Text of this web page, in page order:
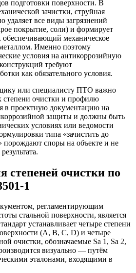
подготовки поверхности. В
зачистки, струйная
удаляет все виды загрязнений
покрытие, соли) и формирует
обеспечивающий механическое
Именно поэтому
условия на антикоррозийную
требуют
как обязательного условия.
или специалисту ПТО важно
степени очистки и профилю
в проектную документацию на
защиты и должны быть
условиях или ведомости
типа «зачистить до
порождают споры на объекте и не
степеней очистки по
1
регламентирующим
стальной поверхности, является
устанавливает четыре степени
(A, B, C, D) и четыре
очистки, обозначаемые Sa 1, Sa 2,
визуально — путём
эталонами, входящими в